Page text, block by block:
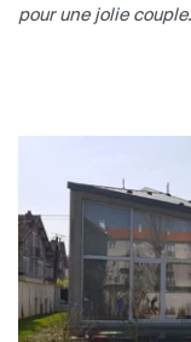
pour une jolie